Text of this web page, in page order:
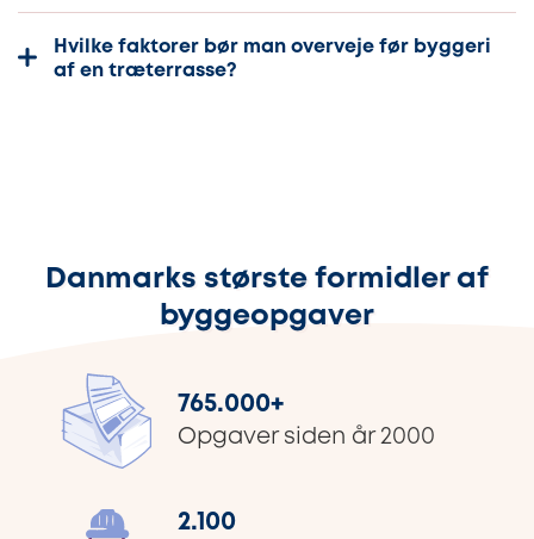
Hvilke faktorer bør man overveje før byggeri
af en træterrasse?
Danmarks største formidler af
byggeopgaver
765.000+
Opgaver siden år 2000
2.100